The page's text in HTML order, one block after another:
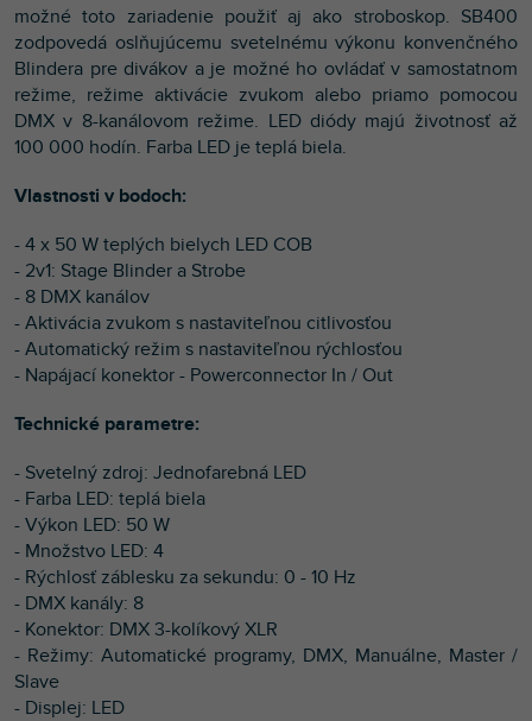
možné toto zariadenie použiť aj ako stroboskop. SB400
zodpovedá oslňujúcemu svetelnému výkonu konvenčného
Blindera pre divákov a je možné ho ovládať v samostatnom
režime, režime aktivácie zvukom alebo priamo pomocou
DMX v 8-kanálovom režime. LED diódy majú životnosť až
100 000 hodín. Farba LED je teplá biela.
Vlastnosti v bodoch:
- 4 x 50 W teplých bielych LED COB
- 2v1: Stage Blinder a Strobe
- 8 DMX kanálov
- Aktivácia zvukom s nastaviteľnou citlivosťou
- Automatický režim s nastaviteľnou rýchlosťou
- Napájací konektor - Powerconnector In / Out
Technické parametre:
- Svetelný zdroj: Jednofarebná LED
- Farba LED: teplá biela
- Výkon LED: 50 W
- Množstvo LED: 4
- Rýchlosť záblesku za sekundu: 0 - 10 Hz
- DMX kanály: 8
- Konektor: DMX 3-kolíkový XLR
- Režimy: Automatické programy, DMX, Manuálne, Master /
Slave
- Displej: LED